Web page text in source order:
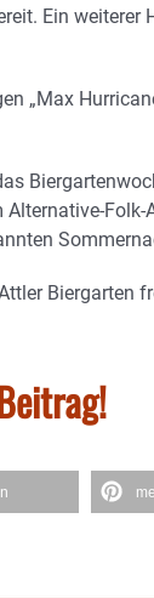
Ein
„Max
Alternative-
Biergarten